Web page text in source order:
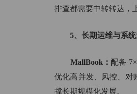
排查都需要中转转达，
5、长期运维与系
MallBook： 配备
优化高并发、风控、对
撑长期规模化发展。